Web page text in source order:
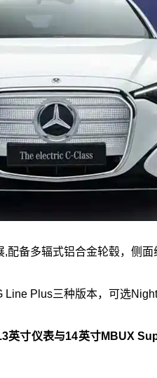
备多辐式铝合金轮毂，侧面
Plus三种版本，可选Night
英寸仪表与14英寸MBUX